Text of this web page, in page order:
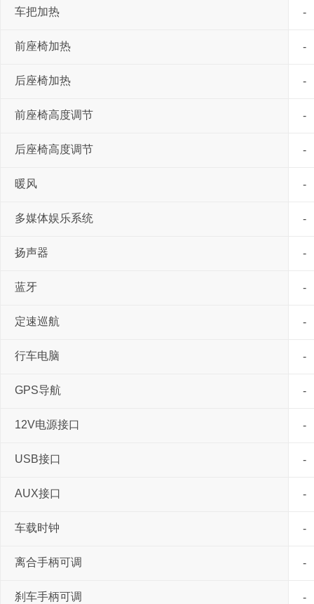
车把加热 -
前座椅加热 -
后座椅加热 -
前座椅高度调节 -
后座椅高度调节 -
暖风 -
多媒体娱乐系统 -
扬声器 -
蓝牙 -
定速巡航 -
行车电脑 -
GPS导航 -
12V电源接口 -
USB接口 -
AUX接口 -
车载时钟 -
离合手柄可调 -
刹车手柄可调 -